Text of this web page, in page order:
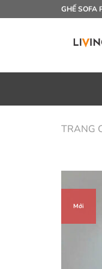
qua
GHẾ SOFA
TRANG
Mới